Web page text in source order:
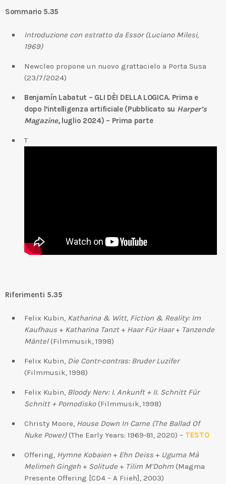
Sommario 5.35
Introduzione con estratto da Essor (Luciano Milesi,
1969)
Newcleo propone un nuovo grattacielo a Porta Susa
(23/7/2024)
Benjamín Labatut – GLI DÈI DELLA LOGICA. Prima e
dopo l’intelligenza artificiale (Pubblicato su Harper’s
Magazine, luglio 2024) – Prima parte
T
Riferimenti 5.35
Felix Kubin, Katharina & Witt, Fiction & Reality: Im
Kaufhaus + Katharina Tanzt+ Haar Für Haar+ Tanzende
Mäntel(Filmmusik, 1998)
Felix Kubin, Die Contr-contras: Bruder Luzifer
(Filmmusik, 1998)
Felix Kubin, Bloody Nerv: I. Ankunft + II. Schnitt Für
Schnitt + Pornodisko(Filmmusik, 1998)
Christy Moore, House Down In Carne (The Ballad Of
Nuke Power)(The Early Years: 1969-81, 2020) – TESTO
Offering, Hymne Kobaien + Ehn Deiss + Uguma Mà
Melimeh Gingeh + Solitude + Tilim M’Dohm (Magma
Presente Offering [CD4 – A Fiieh], 2003)